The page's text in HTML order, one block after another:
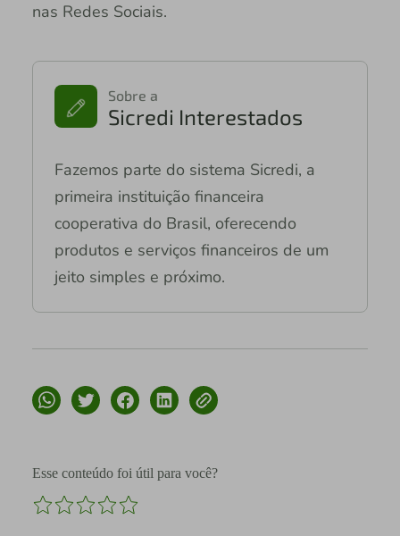
nas Redes Sociais.
Sobre a
Sicredi Interestados
Fazemos parte do sistema Sicredi, a
primeira instituição financeira
cooperativa do Brasil, oferecendo
produtos e serviços financeiros de um
jeito simples e próximo.
Esse conteúdo foi útil para você?